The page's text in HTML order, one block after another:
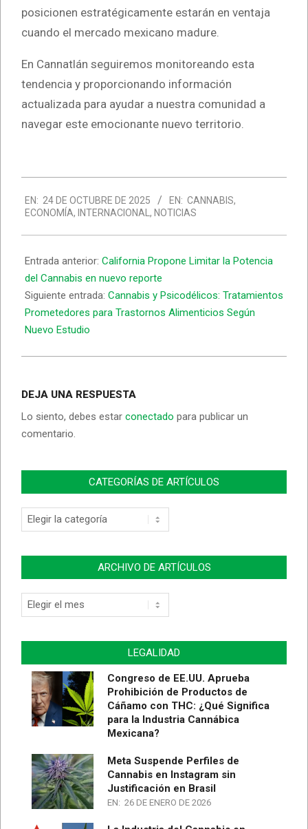
posicionen estratégicamente estarán en ventaja
cuando el mercado mexicano madure.
En Cannatlán seguiremos monitoreando esta
tendencia y proporcionando información
actualizada para ayudar a nuestra comunidad a
navegar este emocionante nuevo territorio.
10-
24
EN: 24 DE OCTUBRE DE 2025 EN: CANNABIS,
ECONOMÍA, INTERNACIONAL , NOTICIAS
Entrada anterior: California Propone Limitar la Potencia
del Cannabis en nuevo reporte
Siguiente entrada: Cannabis y Psicodélicos: Tratamientos
Prometedores para Trastornos Alimenticios Según
Nuevo Estudio
DEJA UNA RESPUESTA
Lo siento, debes estar conectado para publicar un
comentario.
CATEGORÍAS DE ARTÍCULOS
Categorías
de
ARCHIVO DE ARTÍCULOS
Archivo
de
LEGALIDAD
Congreso de EE.UU. Aprueba
Prohibición de Productos de
Cáñamo con THC: ¿Qué Significa
para la Industria Cannábica
Mexicana?
Meta Suspende Perfiles de
Cannabis en Instagram sin
Justificación en Brasil
EN: 26 DE ENERO DE 2026